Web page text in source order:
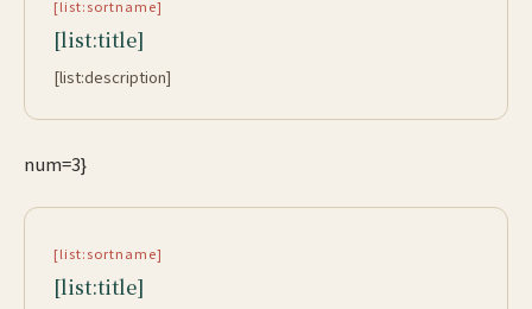
[list:sortname]
[list:title]
[list:description]
num=3}
[list:sortname]
[list:title]